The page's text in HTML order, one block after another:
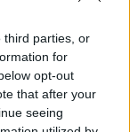
third parties, or
for
opt-out
that after your
seeing
válság utáni
Peter